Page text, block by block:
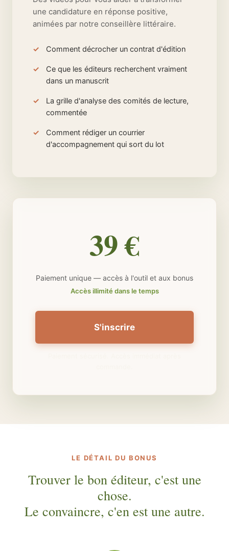
une candidature en réponse positive,
animées par notre conseillère littéraire.
Comment décrocher un contrat d'édition
Ce que les éditeurs recherchent vraiment
dans un manuscrit
La grille d'analyse des comités de lecture,
commentée
Comment rédiger un courrier
d'accompagnement qui sort du lot
39 €
Paiement unique — accès à l'outil et aux bonus
Accès illimité dans le temps
S'inscrire
LE DÉTAIL DU BONUS
Trouver le bon éditeur, c'est une
chose.
Le convaincre, c'en est une autre.